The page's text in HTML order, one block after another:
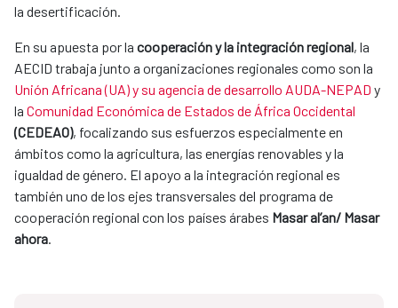
la desertificación.
En su apuesta por la cooperación y la integración regional, la
AECID trabaja junto a organizaciones regionales como son la
Unión Africana (UA) y su agencia de desarrollo AUDA-NEPAD y
la Comunidad Económica de Estados de África Occidental
(CEDEAO), focalizando sus esfuerzos especialmente en
ámbitos como la agricultura, las energías renovables y la
igualdad de género. El apoyo a la integración regional es
también uno de los ejes transversales del programa de
cooperación regional con los países árabes Masar al’an/ Masar
ahora.